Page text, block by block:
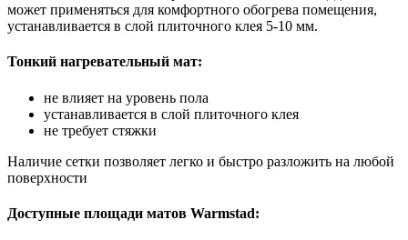
может применяться для комфортного обогрева помещения,
устанавливается в слой плиточного клея 5-10 мм.
Тонкий нагревательный мат:
не влияет на уровень пола
устанавливается в слой плиточного клея
не требует стяжки
Наличие сетки позволяет легко и быстро разложить на любой
поверхности
Доступные площади матов Warmstad: